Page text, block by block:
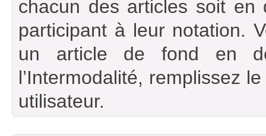
chacun des articles soit en
participant à leur notation.
un article de fond en
l’Intermodalité, remplissez
utilisateur.